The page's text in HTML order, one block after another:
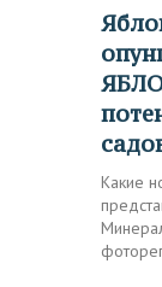
Яблоки, черешня и пастила с
Какие